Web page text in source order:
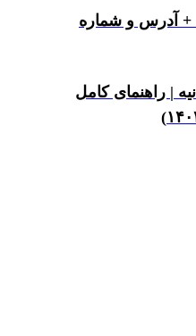
+ آدرس و شماره
| راهنمای کامل